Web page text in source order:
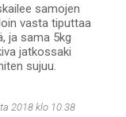
samojen
vasta tiputtaa
ja sama 5kg
jatkossaki
sujuu.
2018 klo 10.38